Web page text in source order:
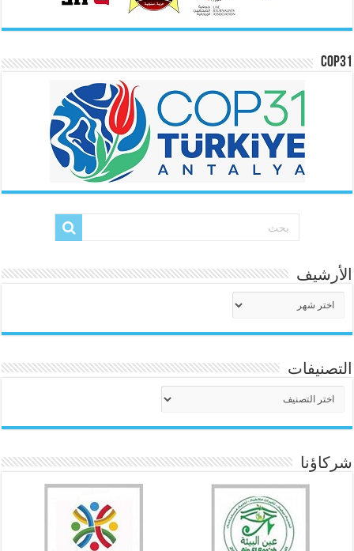
COP31
الأرشيف
التصنيفات
شركاؤنا